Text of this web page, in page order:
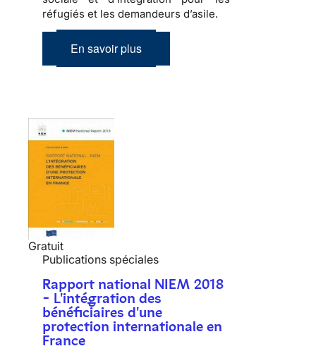
réfugiés et les demandeurs d’asile.
En savoir plus
Gratuit
Publications spéciales
Rapport national NIEM 2018
- L'intégration des
bénéficiaires d'une
protection internationale en
France